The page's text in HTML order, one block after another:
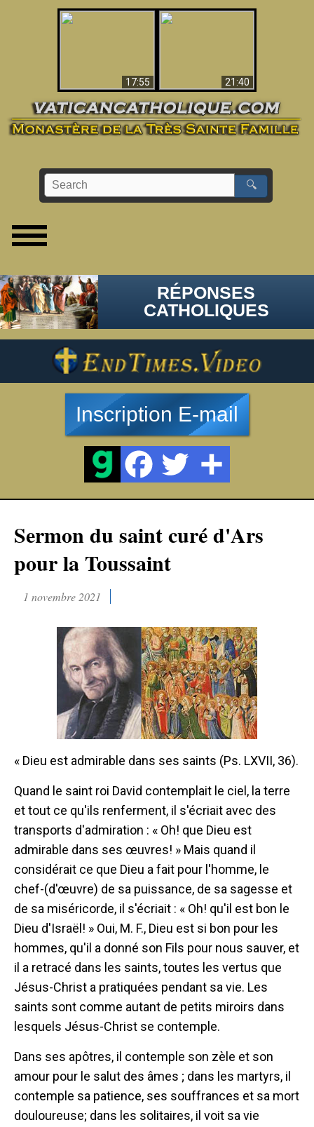
17:55
21:40
🔍
RÉPONSES
CATHOLIQUES
Inscription E-mail
Sermon du saint curé d'Ars
pour la Toussaint
1 novembre 2021
« Dieu est admirable dans ses saints (Ps. LXVII, 36).
Quand le saint roi David contemplait le ciel, la terre
et tout ce qu'ils renferment, il s'écriait avec des
transports d'admiration : « Oh! que Dieu est
admirable dans ses œuvres! » Mais quand il
considérait ce que Dieu a fait pour l'homme, le
chef-(d'œuvre) de sa puissance, de sa sagesse et
de sa miséricorde, il s'écriait : « Oh! qu'il est bon le
Dieu d'Israël! » Oui, M. F., Dieu est si bon pour les
hommes, qu'il a donné son Fils pour nous sauver, et
il a retracé dans les saints, toutes les vertus que
Jésus-Christ a pratiquées pendant sa vie. Les
saints sont comme autant de petits miroirs dans
lesquels Jésus-Christ se contemple.
Dans ses apôtres, il contemple son zèle et son
amour pour le salut des âmes ; dans les martyrs, il
contemple sa patience, ses souffrances et sa mort
douloureuse; dans les solitaires, il voit sa vie